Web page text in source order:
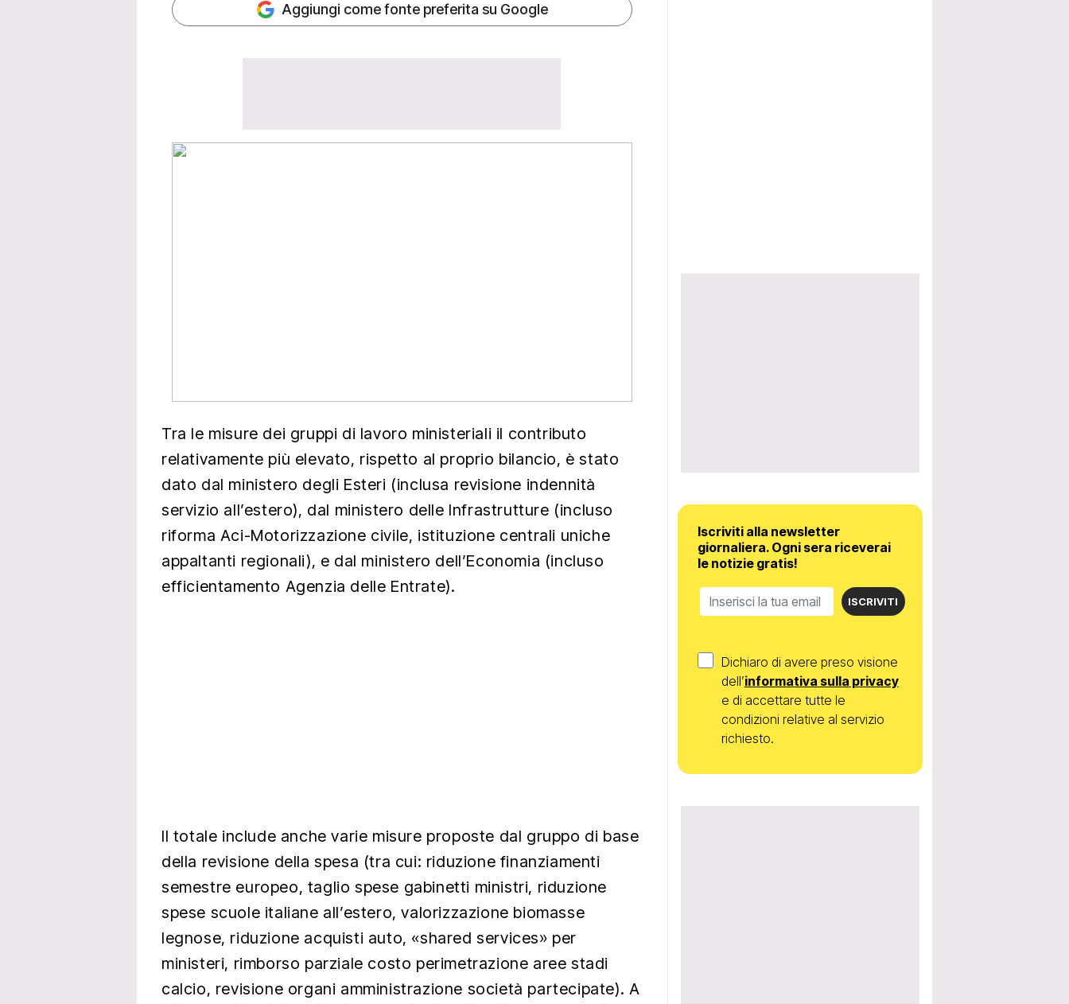
Aggiungi come fonte preferita su Google
Tra le misure dei gruppi di lavoro ministeriali il contributo
relativamente più elevato, rispetto al proprio bilancio, è stato
dato dal ministero degli Esteri (inclusa revisione indennità
servizio all’estero), dal ministero delle Infrastrutture (incluso
riforma Aci-Motorizzazione civile, istituzione centrali uniche
appaltanti regionali), e dal ministero dell’Economia (incluso
efficientamento Agenzia delle Entrate).
Il totale include anche varie misure proposte dal gruppo di base
della revisione della spesa (tra cui: riduzione finanziamenti
semestre europeo, taglio spese gabinetti ministri, riduzione
spese scuole italiane all’estero, valorizzazione biomasse
legnose, riduzione acquisti auto, «shared services» per
ministeri, rimborso parziale costo perimetrazione aree stadi
calcio, revisione organi amministrazione società partecipate). A
Iscriviti alla newsletter
giornaliera. Ogni sera riceverai
le notizie gratis!
ISCRIVITI
Dichiaro di avere preso visione
dell’informativa sulla privacy
e di accettare tutte le
condizioni relative al servizio
richiesto.